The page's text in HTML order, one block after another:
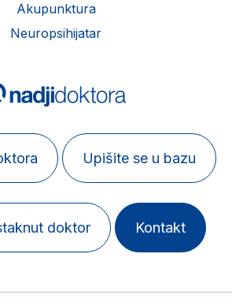
Akupunktura
Neuropsihijatar
Upišite se u bazu
doktor Kontakt